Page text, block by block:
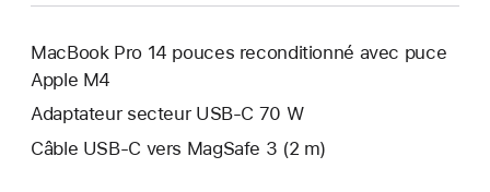
MacBook Pro 14 pouces reconditionné avec puce
Apple M4
Adaptateur secteur USB‑C 70 W
Câble USB-C vers MagSafe 3 (2 m)